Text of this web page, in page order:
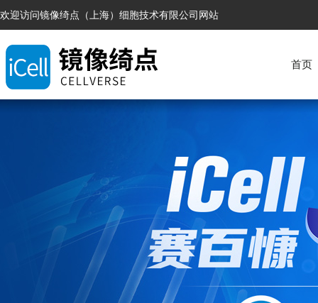
欢迎访问镜像绮点（上海）细胞技术有限公司网站
首页